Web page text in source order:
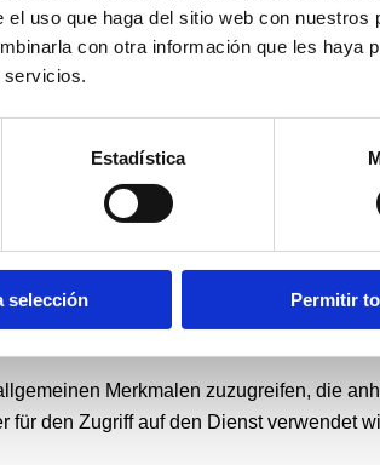
uso que haga del sitio web con nuestros
con otra información que les haya
servicios.
Estadística
selección Permitir
auf eine Website zugreift. Sie werden
aufbewahrt werden müssen (z.B.
der für das Cookie verantwortlichen
für den die erhaltenen Daten
oder Anwendung zu surfen und die
die Identifizierung der Sitzung,
die Durchführung des Kaufvorgangs
beim Surfen, die Speicherung
Merkmalen zuzugreifen, die
den Zugriff auf den Dienst verwendet